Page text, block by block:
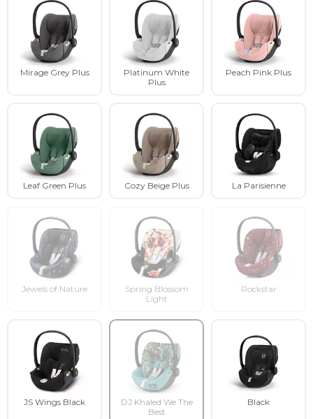
Mirage Grey Plus
Platinum White
Plus
Peach Pink Plus
Leaf Green Plus Cozy Beige Plus La Parisienne
Jewels of Nature
Spring Blossom
Light
Rockstar
JS Wings Black
DJ Khaled We The
Best
Black